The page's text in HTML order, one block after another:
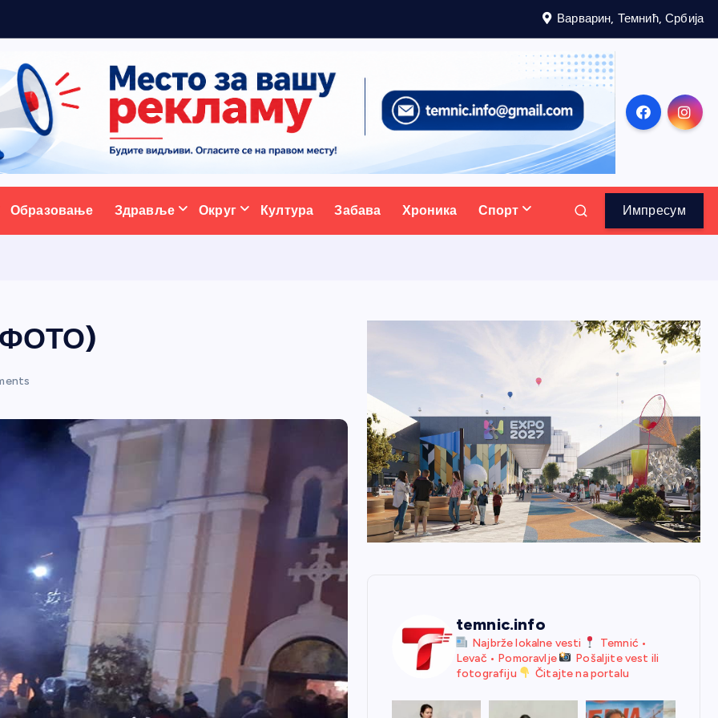
Варварин, Темнић, Србија
портал
Образовање Здравље Округ Култура Забава Хроника Спорт Импресум
temnic.info
Najbrže lokalne vesti
Temnić •
Levač • Pomoravlje
Pošaljite vest ili
fotografiju
Čitajte na portalu